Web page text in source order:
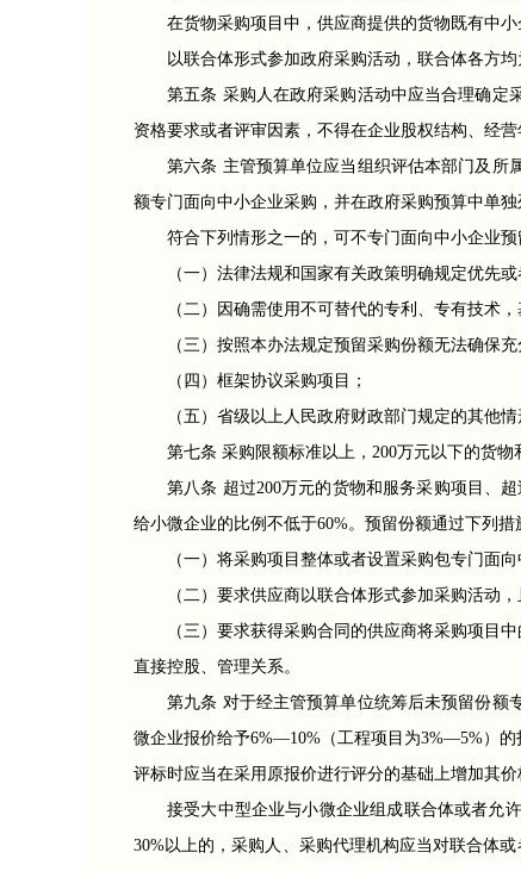
在货物采购项目中，供应商提供的货物既有中
以联合体形式参加政府采购活动，联合体各方
第五条 采购人在政府采购活动中应当合理确定
资格要求或者评审因素，不得在企业股权结构、经
第六条 主管预算单位应当组织评估本部门及所
额专门面向中小企业采购，并在政府采购预算中单独
符合下列情形之一的，可不专门面向中小企业预
（一）法律法规和国家有关政策明确规定优先
（二）因确需使用不可替代的专利、专有技术
（三）按照本办法规定预留采购份额无法确保
（四）框架协议采购项目；
（五）省级以上人民政府财政部门规定的其他
第七条 采购限额标准以上，200万元以下的货
第八条 超过200万元的货物和服务采购项目、
给小微企业的比例不低于60%。预留份额通过下列措
（一）将采购项目整体或者设置采购包专门面向
（二）要求供应商以联合体形式参加采购活动
（三）要求获得采购合同的供应商将采购项目
直接控股、管理关系。
第九条 对于经主管预算单位统筹后未预留份额
微企业报价给予6%—10%（工程项目为3%—5%）的
评标时应当在采用原报价进行评分的基础上增加其
接受大中型企业与小微企业组成联合体或者允
30%以上的，采购人、采购代理机构应当对联合体